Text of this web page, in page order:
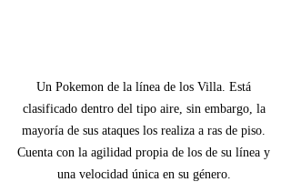
Un Pokemon de la línea de los Villa. Está
clasificado dentro del tipo aire, sin embargo, la
mayoría de sus ataques los realiza a ras de piso.
Cuenta con la agilidad propia de los de su línea y
una velocidad única en su género.